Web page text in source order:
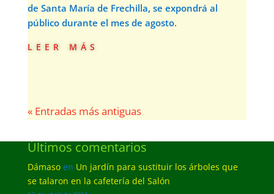
de Santa María de Frechilla, se expondrá al
público durante el mes de agosto.
leer más
« Entradas más antiguas
Últimos comentarios
Dámasoen Un jardín para sustituir los árboles que
se talaron en la cafetería del Salón